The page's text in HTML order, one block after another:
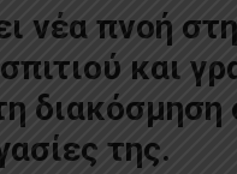
νέα πνοή
και
διακόσμηση
της.